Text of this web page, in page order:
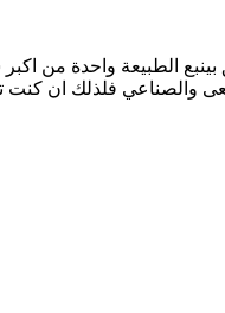
الطبيعة واحدة من
والصناعي فلذلك ان كنت